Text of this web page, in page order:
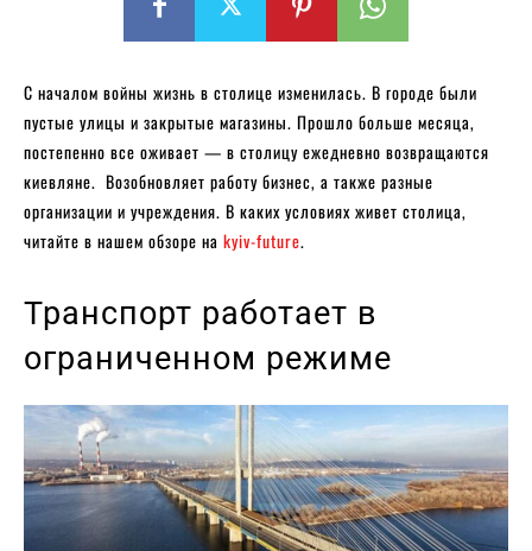
С началом войны жизнь в столице изменилась. В городе были
пустые улицы и закрытые магазины. Прошло больше месяца,
постепенно все оживает — в столицу ежедневно возвращаются
киевляне. Возобновляет работу бизнес, а также разные
организации и учреждения. В каких условиях живет столица,
читайте в нашем обзоре на kyiv-future.
Транспорт работает в
ограниченном режиме